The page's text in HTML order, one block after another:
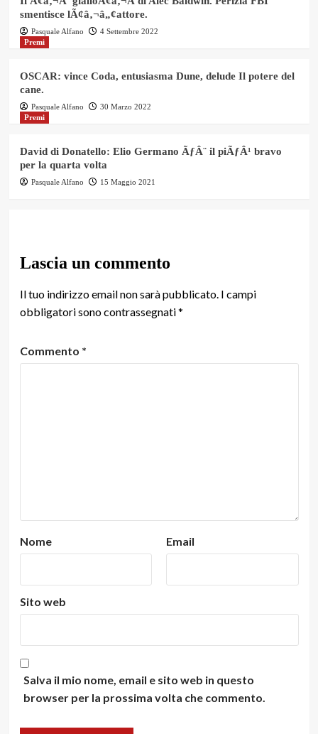
smentisce lÃ¢â‚¬â„¢attore.
Pasquale Alfano
4 Settembre 2022
Premi
OSCAR: vince Coda, entusiasma Dune, delude Il potere del
cane.
Pasquale Alfano
30 Marzo 2022
Premi
David di Donatello: Elio Germano ÃƒÂ¨ il piÃƒÂ¹ bravo
per la quarta volta
Pasquale Alfano 15 Maggio 2021
Lascia un commento
Il tuo indirizzo email non sarà pubblicato. I campi
obbligatori sono contrassegnati*
Commento *
Nome Email
Sito web
Salva il mio nome, email e sito web in questo
browser per la prossima volta che commento.